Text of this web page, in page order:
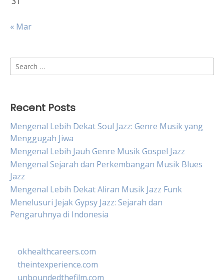
« Mar
Search
for:
Recent Posts
Mengenal Lebih Dekat Soul Jazz: Genre Musik yang
Menggugah Jiwa
Mengenal Lebih Jauh Genre Musik Gospel Jazz
Mengenal Sejarah dan Perkembangan Musik Blues
Jazz
Mengenal Lebih Dekat Aliran Musik Jazz Funk
Menelusuri Jejak Gypsy Jazz: Sejarah dan
Pengaruhnya di Indonesia
okhealthcareers.com
theintexperience.com
unboundedthefilm.com